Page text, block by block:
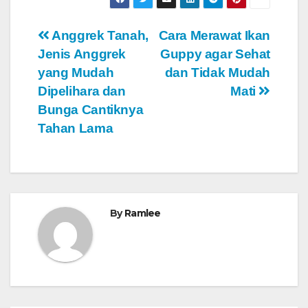
Navigasi
pos
Cara Merawat Ikan
Guppy agar Sehat
dan Tidak Mudah
Mati
Anggrek Tanah,
Jenis Anggrek
yang Mudah
Dipelihara dan
Bunga Cantiknya
Tahan Lama
ByRamlee